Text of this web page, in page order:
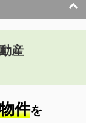
産
件を